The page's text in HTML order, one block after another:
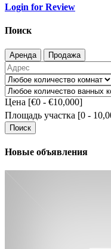
Login for Review
Поиск
Аренда Продажа
Цена [€0 - €10,000]
Площадь участка [0 -
Поиск
Новые объявления